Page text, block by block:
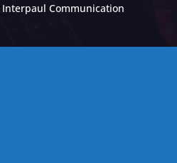
Interpaul Communication